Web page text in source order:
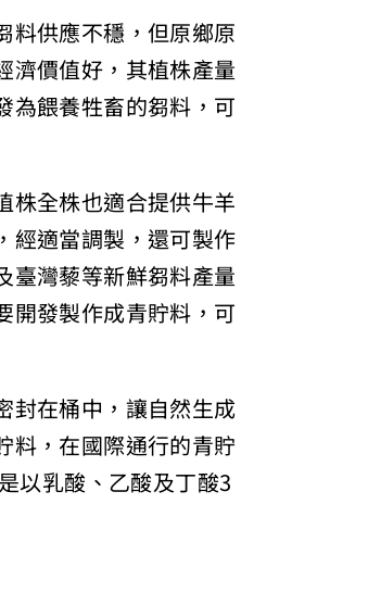
供應不穩，但原鄉原
價值好，其植株產量
餵養牲畜的芻料，可
全株也適合提供牛羊
適當調製，還可製作
灣藜等新鮮芻料產量
發製作成青貯料，可
在桶中，讓自然生成
，在國際通行的青貯
以乳酸、乙酸及丁酸3